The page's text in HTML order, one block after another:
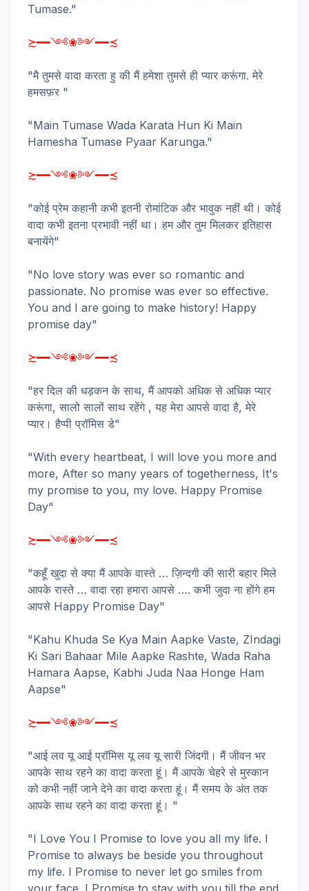
Tumase."
≿━━༺❀༻━━≾
"मै तुमसे वादा करता हु की मैं हमेशा तुमसे ही प्यार करूंगा. मेरे
हमसफ़र "
"Main Tumase Wada Karata Hun Ki Main
Hamesha Tumase Pyaar Karunga."
≿━━༺❀༻━━≾
"कोई प्रेम कहानी कभी इतनी रोमांटिक और भावुक नहीं थी। कोई
वादा कभी इतना प्रभावी नहीं था। हम और तुम मिलकर इतिहास
बनायेंगे"
"No love story was ever so romantic and
passionate. No promise was ever so effective.
You and I are going to make history! Happy
promise day"
≿━━༺❀༻━━≾
"हर दिल की धड़कन के साथ, मैं आपको अधिक से अधिक प्यार
करूंगा, सालो सालों साथ रहेंगे , यह मेरा आपसे वादा है, मेरे
प्यार। हैप्पी प्रॉमिस डे"
"With every heartbeat, I will love you more and
more, After so many years of togetherness, It's
my promise to you, my love. Happy Promise
Day"
≿━━༺❀༻━━≾
"कहूँ खुदा से क्या मैं आपके वास्ते … ज़िन्दगी की सारी बहार मिले
आपके रास्ते … वादा रहा हमारा आपसे …. कभी जुदा ना होंगे हम
आपसे Happy Promise Day"
"Kahu Khuda Se Kya Main Aapke Vaste, ZIndagi
Ki Sari Bahaar Mile Aapke Rashte, Wada Raha
Hamara Aapse, Kabhi Juda Naa Honge Ham
Aapse"
≿━━༺❀༻━━≾
"आई लव यू आई प्रॉमिस यू लव यू सारी जिंदगी। मैं जीवन भर
आपके साथ रहने का वादा करता हूं। मैं आपके चेहरे से मुस्कान
को कभी नहीं जाने देने का वादा करता हूं। मैं समय के अंत तक
आपके साथ रहने का वादा करता हूं। "
"I Love You I Promise to love you all my life. I
Promise to always be beside you throughout
my life. I Promise to never let go smiles from
your face. I Promise to stay with you till the end